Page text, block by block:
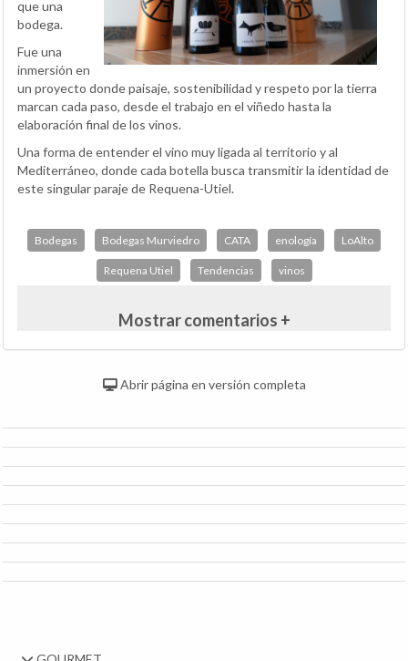
que una
bodega.
Fue una
inmersión en
un proyecto donde paisaje, sostenibilidad y respeto por la tierra
marcan cada paso, desde el trabajo en el viñedo hasta la
elaboración final de los vinos.
Una forma de entender el vino muy ligada al territorio y al
Mediterráneo, donde cada botella busca transmitir la identidad de
este singular paraje de Requena-Utiel.
Bodegas Bodegas Murviedro CATA enología LoAlto
Requena Utiel Tendencias vinos
Mostrar comentarios +
Abrir página en versión completa